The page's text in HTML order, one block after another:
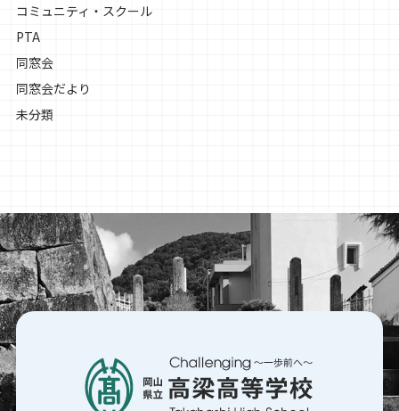
コミュニティ・スクール
PTA
同窓会
同窓会だより
未分類